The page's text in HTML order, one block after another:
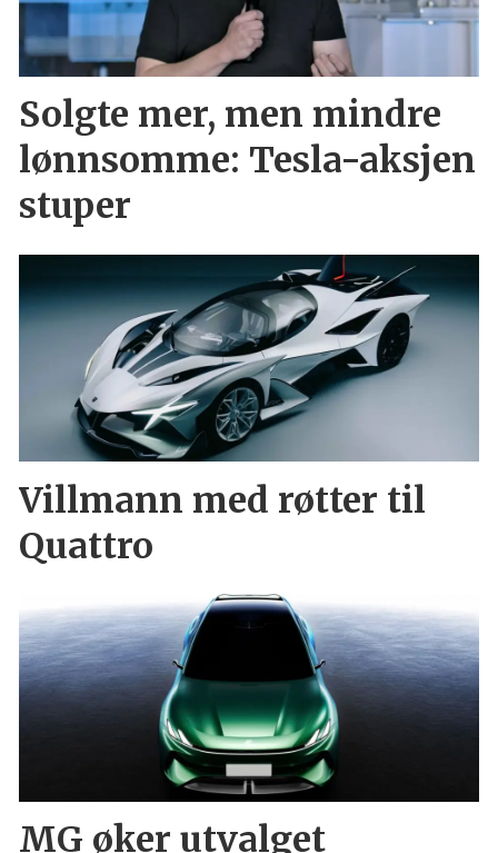
Solgte mer, men mindre
lønnsomme: Tesla-aksjen
stuper
Villmann med røtter til
Quattro
MG øker utvalget